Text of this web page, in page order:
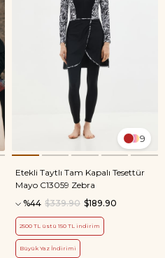
9
Etekli Taytlı Tam Kapalı Tesettür
Mayo C13059 Zebra
%44
$189.90
$339.90
2500 TL üstü 150 TL indirim
Büyük Yaz İndirimi